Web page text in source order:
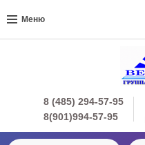
Меню
8 (485) 294-57-95
8(901)994-57-95